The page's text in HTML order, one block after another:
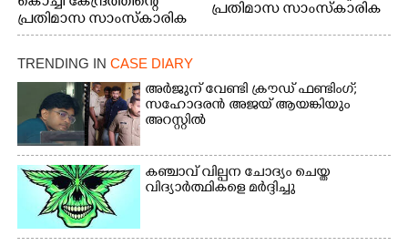
പ്രതിമാസ സാംസ്കാരിക
പരിപാടിയുടെ ഭാഗമായി
ടി.ഡി റോഡിലെ ഭാരതീയ
വിദ്യാഭവൻ സർദാർ
പട്ടേൽ സഭാഗൃഹത്തിൽ
എം. അക്ഷതയുടെ
നേതൃത്വത്തിൽ
അവതരിപ്പിച്ച ലയ നമൻ
കഥക് നൃത്തത്തിൽ നിന്ന്
പ്രതിമാസ സാംസ്കാരിക
പട്ടേൽ സഭാഗൃഹത്തിൽ
എം. അക്ഷതയുടെ
നേതൃത്വത്തിൽ
TRENDING IN CASE DIARY
അർജുന് വേണ്ടി ക്രൗഡ് ഫണ്ടിംഗ്;
സഹോദരൻ അജയ് ആയങ്കിയും
അറസ്റ്റിൽ
കഞ്ചാവ് വില്പന ചോദ്യം ചെയ്ത
വിദ്യാർത്ഥികളെ മർദ്ദിച്ചു